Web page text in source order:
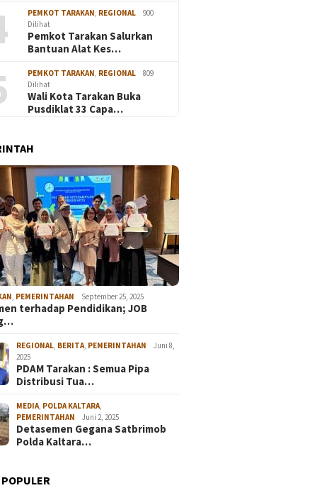
PEMKOT TARAKAN REGIONAL
900
Dilihat
Pemkot Tarakan Salurkan
Bantuan Alat Kes…
PEMKOT TARAKAN REGIONAL
809
Dilihat
Wali Kota Tarakan Buka
Pusdiklat 33 Capa…
PEMERINTAHAN September 25, 2025
terhadap Pendidikan; JOB
REGIONAL BERITA PEMERINTAHAN
Juni 8,
2025
PDAM Tarakan : Semua Pipa
Distribusi Tua…
MEDIA POLDA KALTARA
PEMERINTAHAN
Juni 2, 2025
Detasemen Gegana Satbrimob
Polda Kaltara…